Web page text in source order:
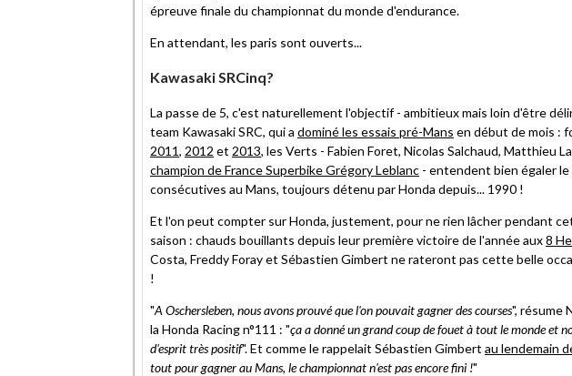
épreuve finale du championnat du monde d'endurance.
En attendant, les paris sont ouverts...
Kawasaki SRCinq?
La passe de 5, c'est naturellement l'objectif - ambitieux mais loin d'être
team Kawasaki SRC, qui a dominé les essais pré-Mans en début de mois :
2011, 2012 et 2013, les Verts - Fabien Foret, Nicolas Salchaud, Matthieu
champion de France Superbike Grégory Leblanc - entendent bien égaler
consécutives au Mans, toujours détenu par Honda depuis... 1990 !
Et l'on peut compter sur Honda, justement, pour ne rien lâcher pendant
saison : chauds bouillants depuis leur première victoire de l'année aux8
Costa, Freddy Foray et Sébastien Gimbert ne rateront pas cette belle
!
"A Oschersleben, nous avons prouvé que l'on pouvait gagner des courses", résume
la Honda Racing n°111 : "ça a donné un grand coup de fouet à tout le monde et
d'esprit très positif". Et comme le rappelait Sébastien Gimbert au lendemain
tout pour gagner au Mans, le championnat n'est pas encore fini !"